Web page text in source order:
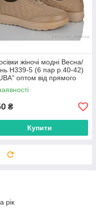
жіночі модні Весна/
H339-5 (6 пар р.40-42)
оптом від прямого
₴
Купити
рік